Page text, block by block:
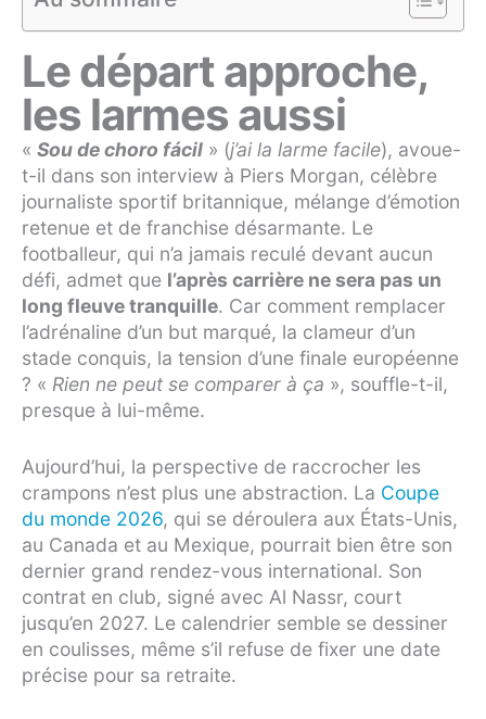
Le départ approche,
les larmes aussi
« Sou de choro fácil » (j’ai la larme facile), avoue-
t-il dans son interview à Piers Morgan, célèbre
journaliste sportif britannique, mélange d’émotion
retenue et de franchise désarmante. Le
footballeur, qui n’a jamais reculé devant aucun
défi, admet que l’après carrière ne sera pas un
long fleuve tranquille. Car comment remplacer
l’adrénaline d’un but marqué, la clameur d’un
stade conquis, la tension d’une finale européenne
? « Rien ne peut se comparer à ça », souffle-t-il,
presque à lui-même.
Aujourd’hui, la perspective de raccrocher les
crampons n’est plus une abstraction. La Coupe
du monde 2026, qui se déroulera aux États-Unis,
au Canada et au Mexique, pourrait bien être son
dernier grand rendez-vous international. Son
contrat en club, signé avec Al Nassr, court
jusqu’en 2027. Le calendrier semble se dessiner
en coulisses, même s’il refuse de fixer une date
précise pour sa retraite.